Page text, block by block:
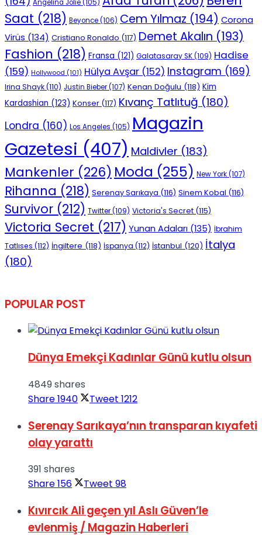
Angelina Jolie(105)
Saat (218) Beyonce(106) Cem Yılmaz (194) Corona
Virüs (134) Cristiano Ronaldo (117) Demet Akalın (193)
Fashion (218) Fransa (121) Galatasaray SK(109) Hadise
(159) Hollywood (101) Hülya Avşar (152) Instagram (169)
Irina Shayk(110) Justin Bieber(107) Kenan Doğulu (118) Kim
Kardashian (123) Konser (117) Kıvanç Tatlıtuğ (180)
Londra (160) Los Angeles (105) Magazin
Gazetesi (407) Maldivler (183)
Mankenler (226) Moda (255) New York(107)
Rihanna (218) Serenay Sarıkaya (116) Sinem Kobal (116)
Survivor (212) Twitter(109) Victoria's Secret (115)
Victoria Secret (217) Yunan Adaları (135) İbrahim
Tatlıses (112) İngiltere (118) İspanya (112) İstanbul (120) İtalya
(180)
POPULAR POST
Dünya Emekçi Kadınlar Günü kutlu olsun
4849 shares
Share1940 Tweet 1212
Serenay Sarıkaya’nın transparan kıyafeti
olay yarattı
391 shares
Share156 Tweet 98
Kıvırcık Ali geçen yıl Aslı Güven’le
evlenmiş / Magazin Haberleri